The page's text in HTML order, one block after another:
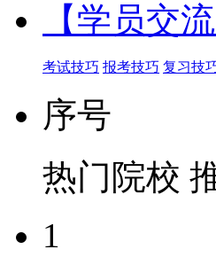
【学员交流
考试技巧 报考技巧 复习技
序号
热门院校
1